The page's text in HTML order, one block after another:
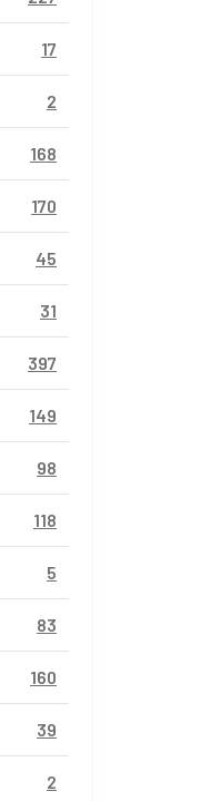
17
2
168
170
45
31
397
149
98
118
5
83
160
39
2